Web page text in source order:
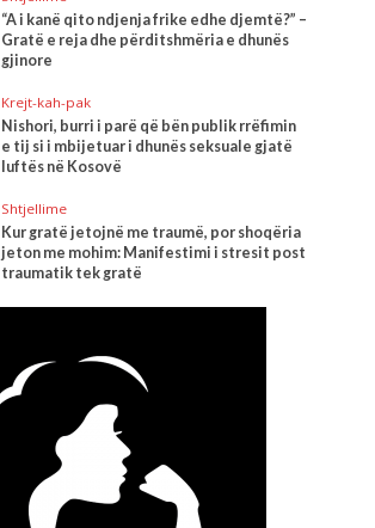
“A i kanë qito ndjenja frike edhe djemtë?” –
Gratë e reja dhe përditshmëria e dhunës
gjinore
Krejt-kah-pak
Nishori, burri i parë që bën publik rrëfimin
e tij si i mbijetuar i dhunës seksuale gjatë
luftës në Kosovë
Shtjellime
Kur gratë jetojnë me traumë, por shoqëria
jeton me mohim: Manifestimi i stresit post
traumatik tek gratë